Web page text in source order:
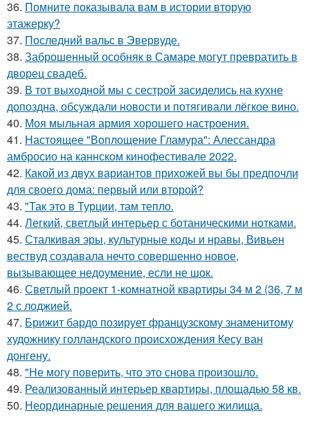
36. Помните показывала вам в истории вторую
этажерку?
37. Последний вальс в Эвервуде.
38. Заброшенный особняк в Самаре могут превратить в
дворец свадеб.
39. В тот выходной мы с сестрой засиделись на кухне
допоздна, обсуждали новости и потягивали лёгкое вино.
40. Моя мыльная армия хорошего настроения.
41. Настоящее "Воплощение Гламура": Алессандра
амбросио на каннском кинофестивале 2022.
42. Какой из двух вариантов прихожей вы бы предпочли
для своего дома: первый или второй?
43. "Так это в Турции, там тепло.
44. Легкий, светлый интерьер с ботаническими нотками.
45. Сталкивая эры, культурные коды и нравы, Вивьен
вествуд создавала нечто совершенно новое,
вызывающее недоумение, если не шок.
46. Светлый проект 1-комнатной квартиры 34 м 2 (36, 7 м
2 с лоджией.
47. Брижит бардо позирует французскому знаменитому
художнику голландского происхождения Кесу ван
донгену.
48. "Не могу поверить, что это снова произошло.
49. Реализованный интерьер квартиры, площадью 58 кв.
50. Неординарные решения для вашего жилища.